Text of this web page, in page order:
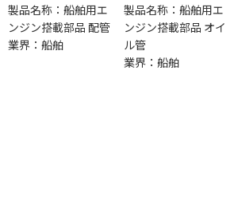
製品名称：船舶用エ
ンジン搭載部品 配管
業界：船舶
製品名称：船舶用エ
ンジン搭載部品 オイ
ル管
業界：船舶